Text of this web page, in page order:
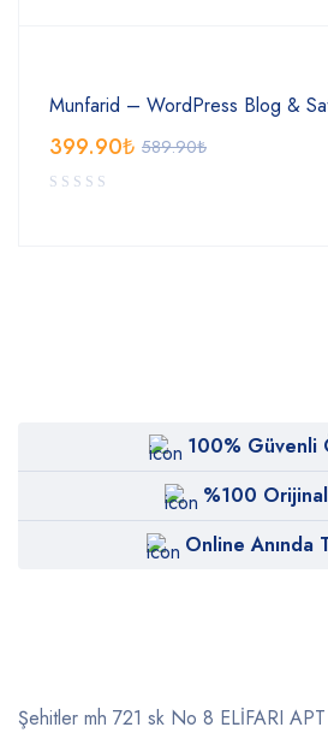
Munfarid – WordPress Blog &
589.90₺
399.90₺
100% Güvenli
%100
Online Anında
Şehitler mh 721 sk No 8 ELİFARI APT